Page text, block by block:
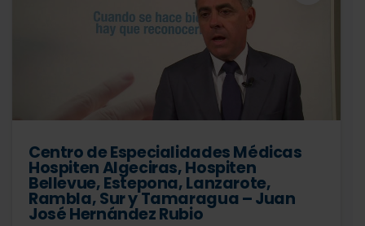
Centro de Especialidades Médicas
Hospiten Algeciras, Hospiten
Bellevue, Estepona, Lanzarote,
Rambla, Sur y Tamaragua – Juan
José Hernández Rubio